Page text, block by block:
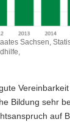
Sachsen,
Bildung sehr
auf